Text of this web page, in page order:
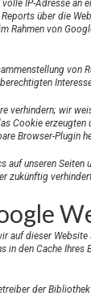
IP-Adresse
über die
Rahmen von
wir
Cookie
Browser-Plugin
unseren Seiten
zukünftig
auf dieser
in den Cache
der